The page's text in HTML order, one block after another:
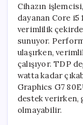
Cihazın
dayanan Core i5
verimlilik
sunuyor.
ulaşırken,
çalışıyor. TDP
watta kadar
Graphics G7
destek verirken,
olmayabilir.